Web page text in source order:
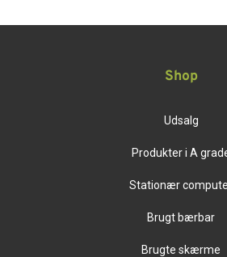
Shop
Udsalg
Produkter i A
Stationær
Brugt bærbar
Brugte skærme